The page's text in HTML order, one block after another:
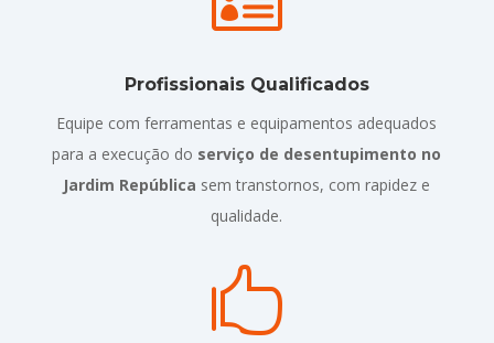
Profissionais Qualificados
Equipe com ferramentas e equipamentos adequados
para a execução do serviço de desentupimento no
Jardim República sem transtornos, com rapidez e
qualidade.
